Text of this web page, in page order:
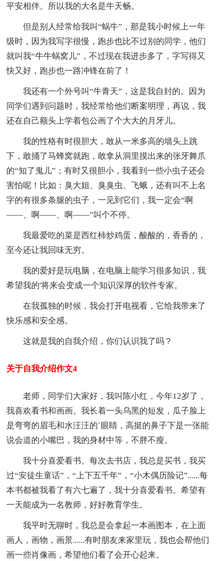
平安相伴。所以我的大名是牛天畅。
但是别人经常给我叫“蜗牛”，那是我小时候上一年
级时，因为我写字很慢，跑步也比不过别的同学，他们
就叫我“牛牛蜗窝儿”，不过现在我进步多了，字写得又
快又好，跑步也一路冲锋在前了！
我还有一个外号叫“牛青天”，这是我自封的。因为
同学们遇到问题时，我经常给他们断案明理，再说，我
还在自己额头上学着包公画了个大大的月牙儿。
我的性格有时很胆大，敢从一米多高的墙头上跳
下，敢捅了马蜂窝就跑，敢拿从洞里摸出来的张牙舞爪
的“知了鬼儿”；有时又很胆小，我看到一些小虫子还会
害怕呢！比如：臭大姐、臭臭虫、飞蛾，还有叫不上名
字的有很多条腿的虫子，一见到它们，我一定会“啊
——、啊——、啊——”叫个不停。
我最爱吃的菜是西红柿炒鸡蛋，酸酸的，香香的，
至今还让我回味无穷。
我的爱好是玩电脑，在电脑上能学习很多知识，我
希望我的'将来会变成一个知识深厚的软件专家。
在我孤独的时候，我会打开电视看，它给我带来了
快乐感和安全感。
这就是我的自我介绍，你们认识我了吗？
关于自我介绍作文4
老师，同学们大家好，我叫陈小红，今年12岁了，
我喜欢看书和画画。我长着一头乌黑的短发，瓜子脸上
是弯弯的眉毛和水汪汪的`眼睛，高挺的鼻子下是一张能
说会道的小嘴巴，我的身材中等，不胖不瘦。
我十分喜爱看书。每次去书店，我总是买书，我买
过“安徒生童话”，“上下五千年”，“小木偶历险记”......每
本书都被我看了有六七遍了，我十分喜爱看书。希望有
一天能成为一名教师，好好教育学生。
我平时无聊时，我总是会拿起一本画图本，在上面
画人，画物，画景......有时朋友来家里玩，我也会帮他们
画一些肖像画，希望他们看了会开心起来。